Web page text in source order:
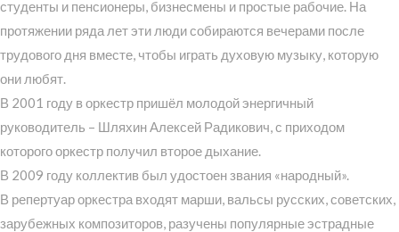
студенты и пенсионеры, бизнесмены и простые рабочие. На
протяжении ряда лет эти люди собираются вечерами после
трудового дня вместе, чтобы играть духовую музыку, которую
они любят.
В 2001 году в оркестр пришёл молодой энергичный
руководитель – Шляхин Алексей Радикович, с приходом
которого оркестр получил второе дыхание.
В 2009 году коллектив был удостоен звания «народный».
В репертуар оркестра входят марши, вальсы русских, советских,
зарубежных композиторов, разучены популярные эстрадные